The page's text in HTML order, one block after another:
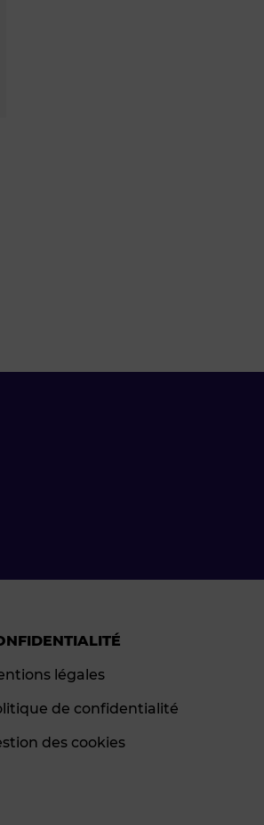
légales
de confidentialité
des cookies